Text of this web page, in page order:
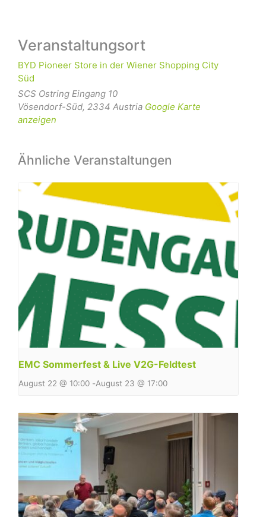
Veranstaltungsort
BYD Pioneer Store in der Wiener Shopping City
Süd
SCS Ostring Eingang 10
Vösendorf-Süd, 2334 Austria Google Karte
anzeigen
Ähnliche Veranstaltungen
EMC Sommerfest & Live V2G-Feldtest
August 22 @ 10:00 -August 23 @ 17:00